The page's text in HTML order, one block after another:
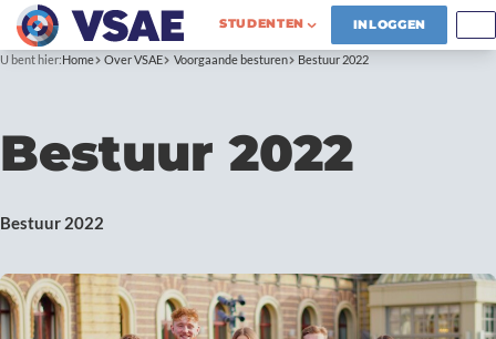
STUDENTEN INLOGGEN
U bent hier:Home Over VSAE Voorgaande besturen Bestuur 2022
Bestuur 2022
Bestuur 2022